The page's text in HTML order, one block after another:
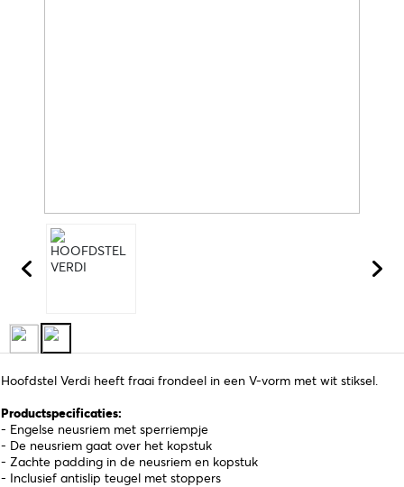
Hoofdstel Verdi heeft fraai frondeel in een V-vorm met wit stiksel.
Productspecificaties:
- Engelse neusriem met sperriempje
- De neusriem gaat over het kopstuk
- Zachte padding in de neusriem en kopstuk
- Inclusief antislip teugel met stoppers